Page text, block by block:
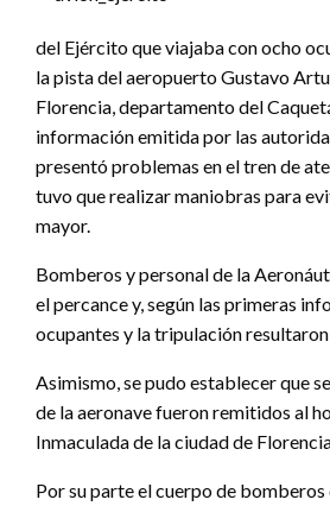
del Ejército que viajaba con ocho
la pista del aeropuerto Gustavo
Florencia, departamento del
información emitida por las
presentó problemas en el tren de
tuvo que realizar maniobras para
mayor.
Bomberos y personal de la
el percance y, según las primeras
ocupantes y la tripulación
Asimismo, se pudo establecer que
de la aeronave fueron remitidos al
Inmaculada de la ciudad de
Por su parte el cuerpo de